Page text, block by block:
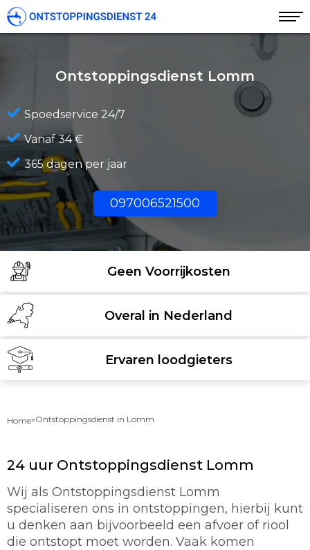
Ontstoppingsdienst Lomm
Spoedservice 24/7
Vanaf 34 €
365 dagen per jaar
097006521500
Geen Voorrijkosten
Overal in Nederland
Ervaren loodgieters
Home»Ontstoppingsdienst in Lomm
24 uur Ontstoppingsdienst Lomm
Wij als Ontstoppingsdienst Lomm
specialiseren ons in ontstoppingen, hierbij kunt
u denken aan bijvoorbeeld een afvoer of riool
die ontstopt moet worden. Vaak komen